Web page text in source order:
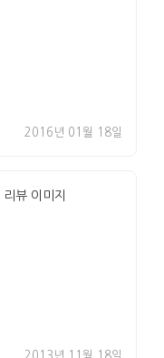
2016년 01월 18일
2013년 11월 18일